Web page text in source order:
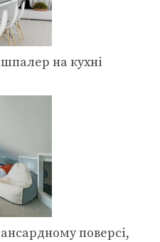
на кухні
поверсі,